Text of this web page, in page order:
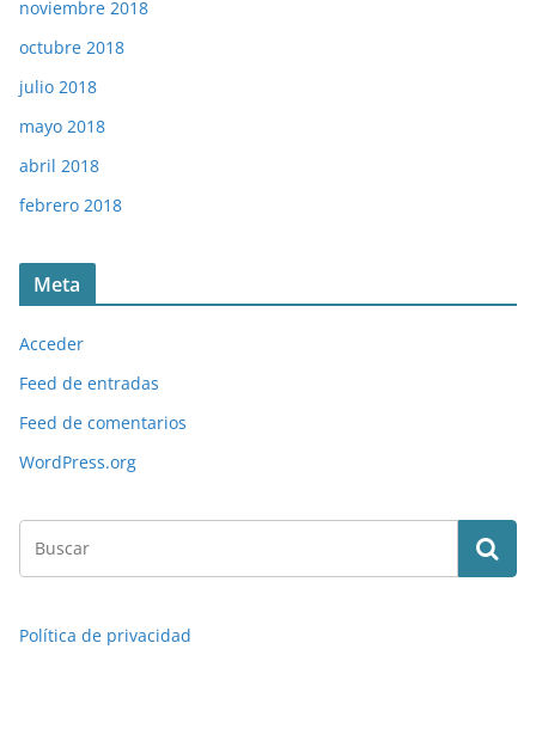
noviembre 2018
octubre 2018
julio 2018
mayo 2018
abril 2018
febrero 2018
Meta
Acceder
Feed de entradas
Feed de comentarios
WordPress.org
Política de privacidad